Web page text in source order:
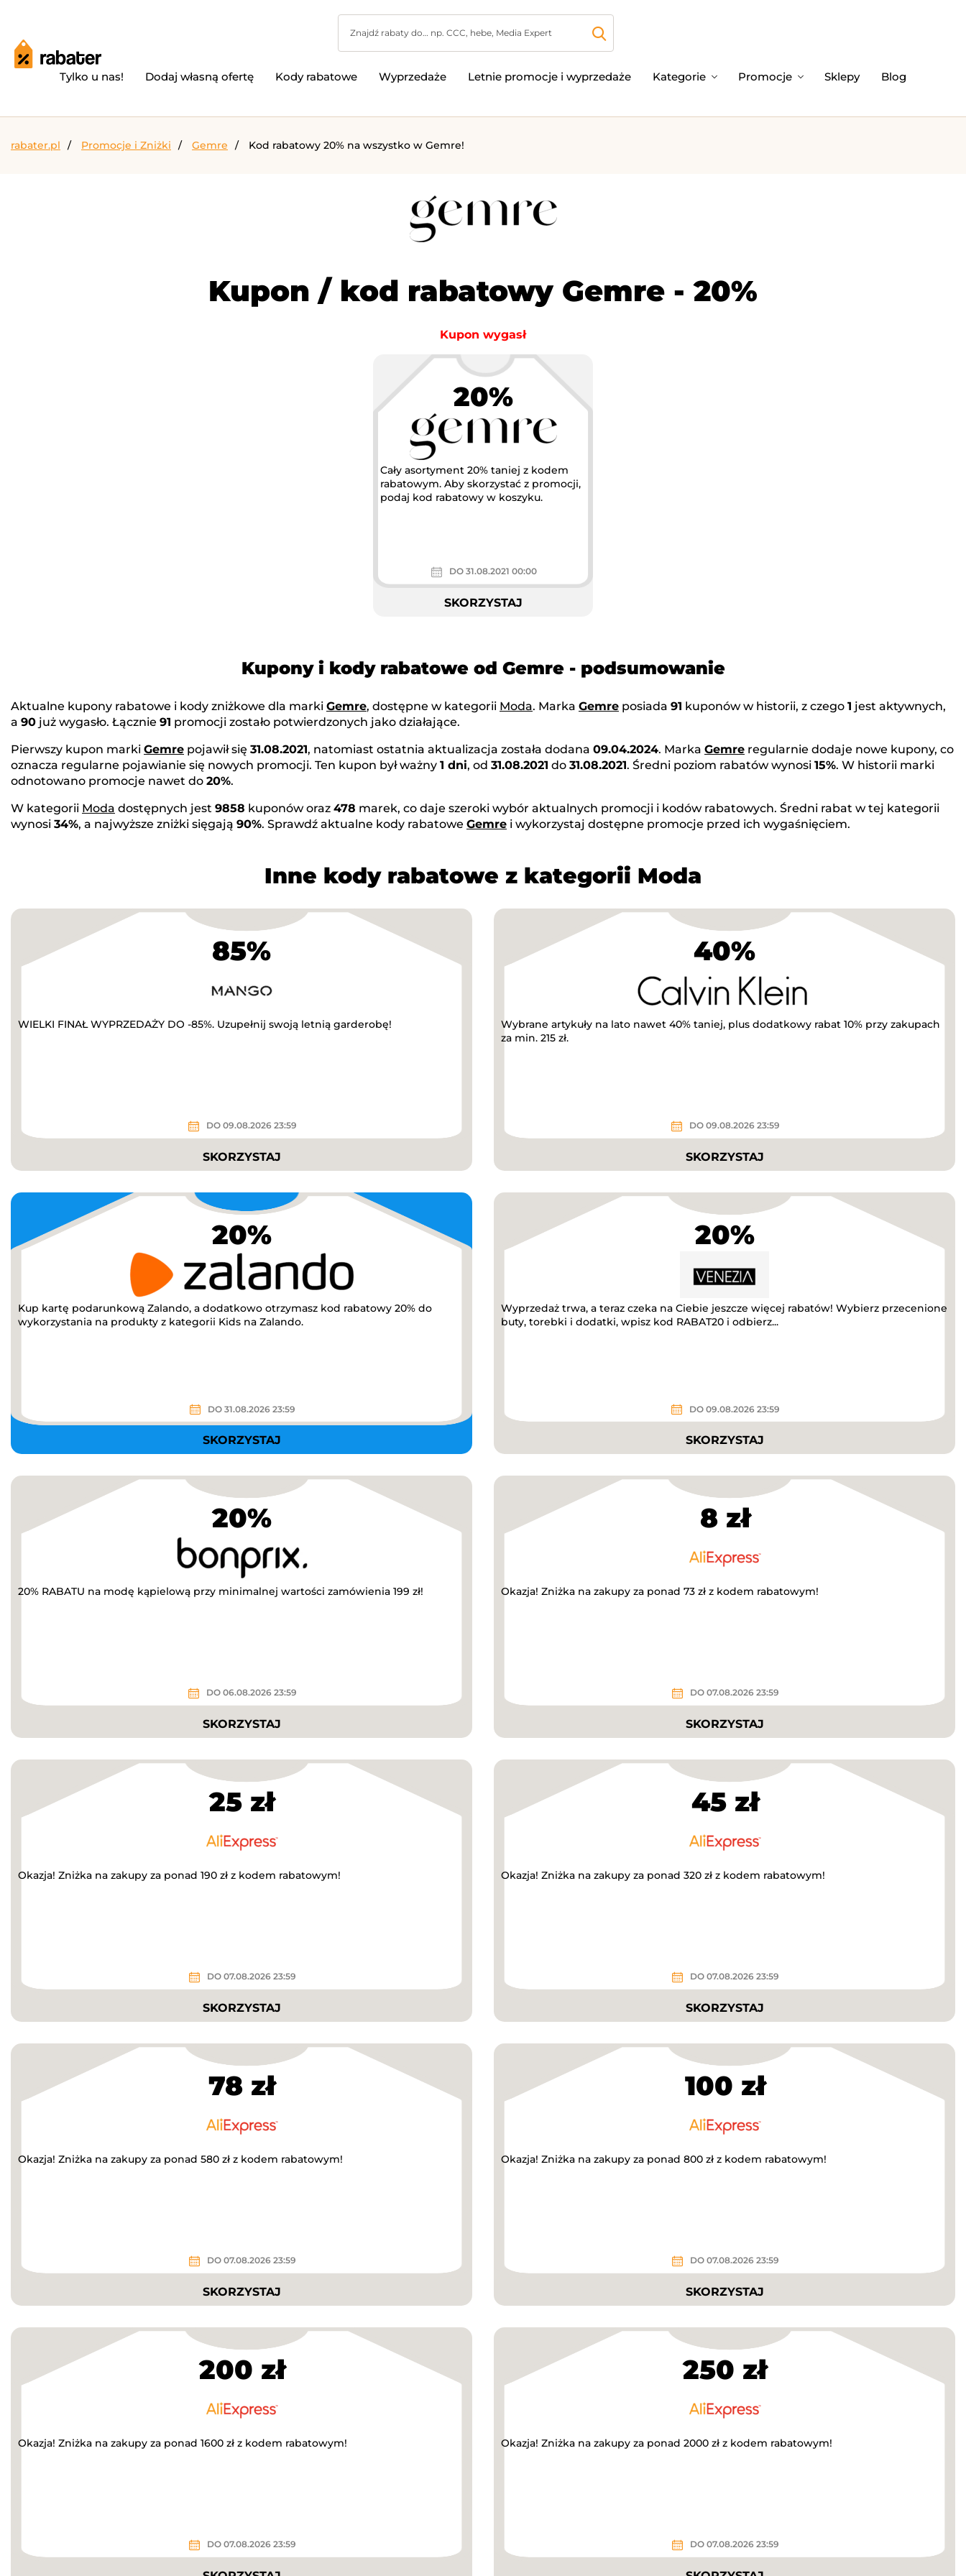
Tylko u nas! Dodaj własną ofertę Kody rabatowe Wyprzedaże Letnie promocje i wyprzedaże Kategorie Promocje Sklepy Blog
rabater.pl Promocje i Zniżki Gemre Kod rabatowy 20% na wszystko w Gemre!
Kupon / kod rabatowy Gemre - 20%
Kupon wygasł
20%
Cały asortyment 20% taniej z kodem
rabatowym. Aby skorzystać z promocji,
podaj kod rabatowy w koszyku.
DO 31.08.2021 00:00
SKORZYSTAJ
Kupony i kody rabatowe od Gemre - podsumowanie
Aktualne kupony rabatowe i kody zniżkowe dla marki Gemre, dostępne w kategorii Moda. Marka Gemre posiada 91 kuponów w historii, z czego 1 jest aktywnych,
a 90 już wygasło. Łącznie 91 promocji zostało potwierdzonych jako działające.
Pierwszy kupon marki Gemre pojawił się 31.08.2021, natomiast ostatnia aktualizacja została dodana 09.04.2024. Marka Gemre regularnie dodaje nowe kupony, co
oznacza regularne pojawianie się nowych promocji. Ten kupon był ważny 1 dni, od 31.08.2021 do 31.08.2021. Średni poziom rabatów wynosi 15%. W historii marki
odnotowano promocje nawet do 20%.
W kategorii Moda dostępnych jest 9858 kuponów oraz 478 marek, co daje szeroki wybór aktualnych promocji i kodów rabatowych. Średni rabat w tej kategorii
wynosi 34%, a najwyższe zniżki sięgają 90%. Sprawdź aktualne kody rabatowe Gemre i wykorzystaj dostępne promocje przed ich wygaśnięciem.
Inne kody rabatowe z kategorii Moda
85%
WIELKI FINAŁ WYPRZEDAŻY DO -85%. Uzupełnij swoją letnią garderobę!
DO 09.08.2026 23:59
SKORZYSTAJ
40%
Wybrane artykuły na lato nawet 40% taniej, plus dodatkowy rabat 10% przy zakupach
za min. 215 zł.
DO 09.08.2026 23:59
SKORZYSTAJ
20%
Kup kartę podarunkową Zalando, a dodatkowo otrzymasz kod rabatowy 20% do
wykorzystania na produkty z kategorii Kids na Zalando.
DO 31.08.2026 23:59
SKORZYSTAJ
20%
Wyprzedaż trwa, a teraz czeka na Ciebie jeszcze więcej rabatów! Wybierz przecenione
buty, torebki i dodatki, wpisz kod RABAT20 i odbierz...
DO 09.08.2026 23:59
SKORZYSTAJ
20%
20% RABATU na modę kąpielową przy minimalnej wartości zamówienia 199 zł!
DO 06.08.2026 23:59
SKORZYSTAJ
8 zł
Okazja! Zniżka na zakupy za ponad 73 zł z kodem rabatowym!
DO 07.08.2026 23:59
SKORZYSTAJ
25 zł
Okazja! Zniżka na zakupy za ponad 190 zł z kodem rabatowym!
DO 07.08.2026 23:59
SKORZYSTAJ
45 zł
Okazja! Zniżka na zakupy za ponad 320 zł z kodem rabatowym!
DO 07.08.2026 23:59
SKORZYSTAJ
78 zł
Okazja! Zniżka na zakupy za ponad 580 zł z kodem rabatowym!
DO 07.08.2026 23:59
SKORZYSTAJ
100 zł
Okazja! Zniżka na zakupy za ponad 800 zł z kodem rabatowym!
DO 07.08.2026 23:59
SKORZYSTAJ
200 zł
Okazja! Zniżka na zakupy za ponad 1600 zł z kodem rabatowym!
DO 07.08.2026 23:59
250 zł
Okazja! Zniżka na zakupy za ponad 2000 zł z kodem rabatowym!
DO 07.08.2026 23:59